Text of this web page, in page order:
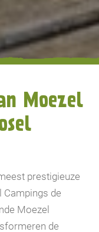
Moezel
prestigieuze
Campings de
Moezel
de